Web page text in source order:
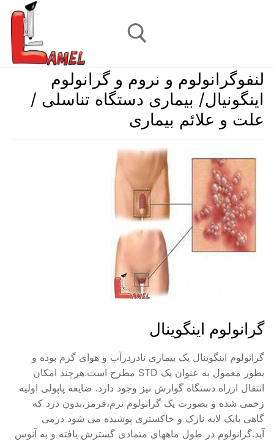
جستجو برای:
لنفوگرانولوم و نروم و گرانولوم
اینگونیال/ بیماری دستگاه تناسلی /
علت و علائم بیماری
گرانولوم اینگوینال
گرانولوم اینگوینال یک بیماری نادردرآب و هوای گرم بوده و
بطور معمول به عنوان یک STD مطرح است.هرچند امکان
انتقال ازراه دستگاه گوارش نیز وجود دارد. ضایعه پاپولی اولیه
زخمی شده و بصورت یک گرانولوم نرم،قرمز،بدون درد که
گاهی بایک لایه نازک و خاکستری پوشیده می شود درمی
آید.گرانولوم در طول ماههای متمادی گسترش یافته و به آنوس